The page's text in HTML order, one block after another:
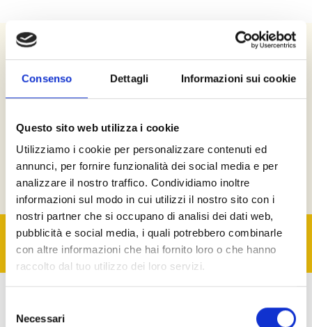
Consenso Dettagli Informazioni sui cookie
Questo sito web utilizza i cookie
Utilizziamo i cookie per personalizzare contenuti ed
annunci, per fornire funzionalità dei social media e per
analizzare il nostro traffico. Condividiamo inoltre
informazioni sul modo in cui utilizzi il nostro sito con i
nostri partner che si occupano di analisi dei dati web,
pubblicità e social media, i quali potrebbero combinarle
con altre informazioni che hai fornito loro o che hanno
raccolto dal tuo utilizzo dei loro servizi.
delNecessari
Testimonianze
rabbia: oggi so come affrontare le crisi con calma e
Riprendi il controllo della tua vita.
INIZIA ORA